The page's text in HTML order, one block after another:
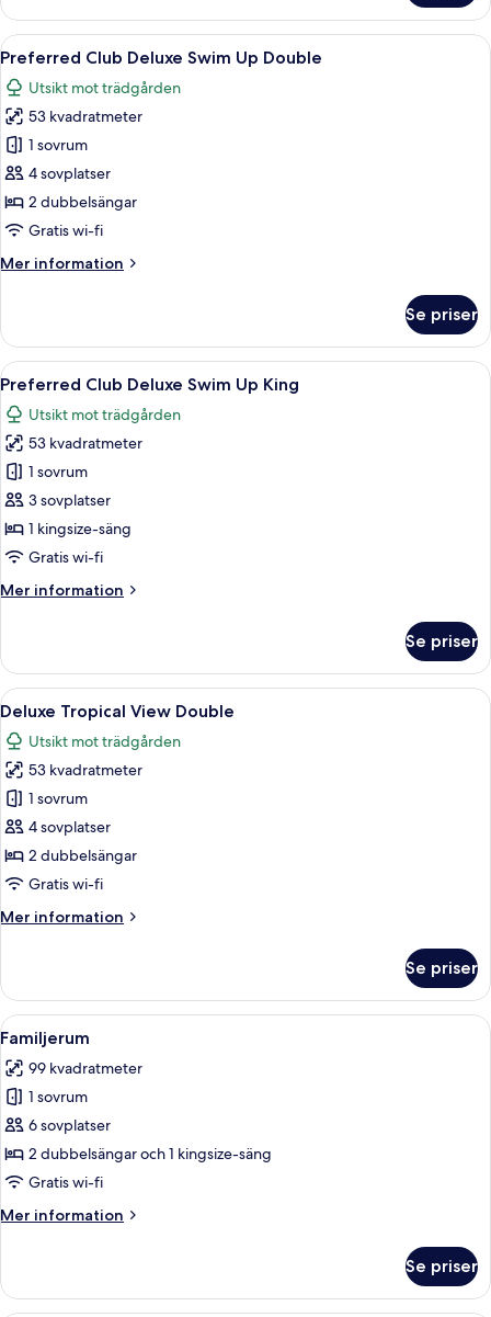
rum
(Deluxe
Pool
Double)
Öppna
alla
foton
för
Preferred
Club
Deluxe
Swim
Double
Ett hotellrum med en säng, ett
4
Preferred Club Deluxe Swim Up Double
Utsikt mot trädgården
53 kvadratmeter
1 sovrum
4 sovplatser
2 dubbelsängar
Gratis wi-fi
Mer information
Mer
Club
Deluxe
Swim
Double
Se priser
Öppna
alla
foton
för
Preferred
Club
Deluxe
Swim
King
Ett hotellrum med en stor säng, en
3
Preferred Club Deluxe Swim Up King
Utsikt mot trädgården
53 kvadratmeter
1 sovrum
3 sovplatser
1 kingsize-säng
Gratis wi-fi
Mer information
Mer
Club
Deluxe
Swim
King
Se priser
Öppna
alla
foton
för
Deluxe
Tropical
View
Double
Ett hotellrum med två sängar, en
4
Deluxe Tropical View Double
Utsikt mot trädgården
53 kvadratmeter
1 sovrum
4 sovplatser
2 dubbelsängar
Gratis wi-fi
Mer information
Mer
Tropical
View
Double
Se priser
Öppna
alla
foton
för
Familjerum
Ett hotellrum med två sängar, en
5
Familjerum
99 kvadratmeter
1 sovrum
6 sovplatser
2 dubbelsängar och 1 kingsize-säng
Gratis wi-fi
Mer information
Mer
Se priser